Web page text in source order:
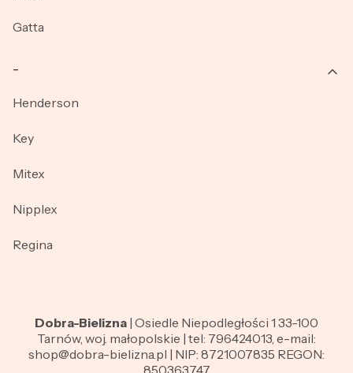
Gatta
Henderson
Key
Mitex
Nipplex
Regina
Dobra-Bielizna | Osiedle Niepodległości 1 33-100
Tarnów, woj. małopolskie | tel: 796424013, e-mail:
shop@dobra-bielizna.pl | NIP: 8721007835 REGON:
850363747